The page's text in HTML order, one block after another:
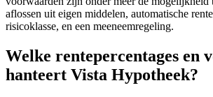
aflossen uit eigen middelen, automatische
risicoklasse, en een meeneemregeling.
Welke rentepercentages en
hanteert Vista Hypotheek?